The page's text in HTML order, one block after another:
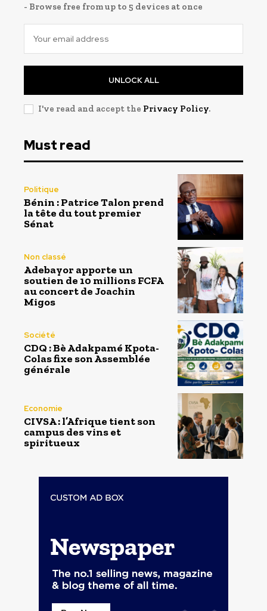
- Browse free from up to 5 devices at once
UNLOCK ALL
I've read and accept the Privacy Policy.
Must read
Politique
Bénin : Patrice Talon prend
la tête du tout premier
Sénat
Non classé
Adebayor apporte un
soutien de 10 millions FCFA
au concert de Joachin
Migos
Société
CDQ : Bè Adakpamé Kpota-
Colas fixe son Assemblée
générale
Economie
CIVSA : l’Afrique tient son
campus des vins et
spiritueux